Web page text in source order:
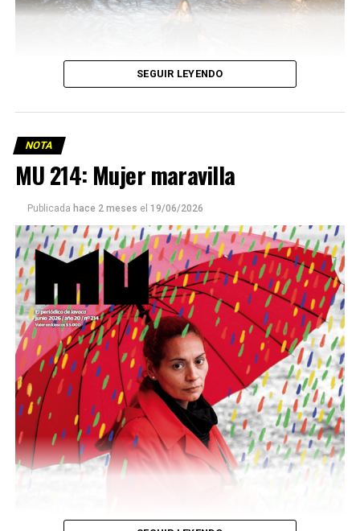
Este número 215 de MU ☝️viene con doble tapa, que
podría ser una frase:
Sin chamuyo, a remarla.
Descargar la Mu en PDF
SEGUIR LEYENDO
NOTA
MU 214: Mujer maravilla
Publicada hace 2 meses el 19/06/2026